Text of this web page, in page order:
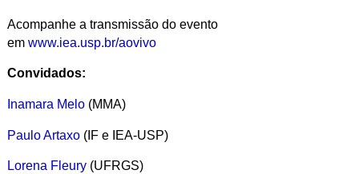
Acompanhe a transmissão do evento
em www.iea.usp.br/aovivo
Convidados:
Inamara Melo(MMA)
Paulo Artaxo(IF e IEA-USP)
Lorena Fleury(UFRGS)